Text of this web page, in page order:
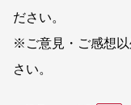
ださい。
※ご意見・ご感想以
さい。